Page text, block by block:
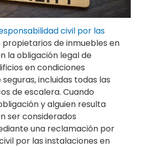
civil por las
propietarios de inmuebles en
la obligación legal de
en condiciones
incluidas todas las
de escalera. Cuando
y alguien resulta
ser considerados
una reclamación por
por las instalaciones en